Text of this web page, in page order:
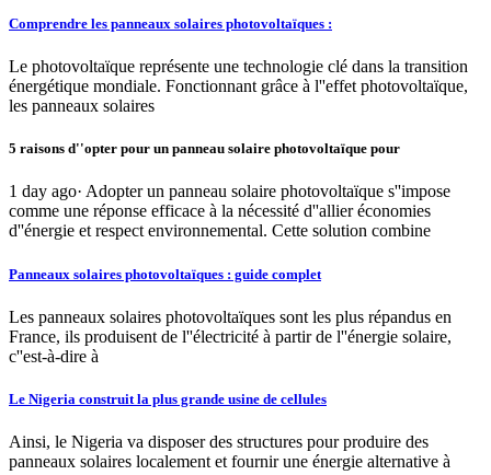
Comprendre les panneaux solaires photovoltaïques :
Le photovoltaïque représente une technologie clé dans la transition
énergétique mondiale. Fonctionnant grâce à l''effet photovoltaïque,
les panneaux solaires
5 raisons d''opter pour un panneau solaire photovoltaïque pour
1 day ago· Adopter un panneau solaire photovoltaïque s''impose
comme une réponse efficace à la nécessité d''allier économies
d''énergie et respect environnemental. Cette solution combine
Panneaux solaires photovoltaïques : guide complet
Les panneaux solaires photovoltaïques sont les plus répandus en
France, ils produisent de l''électricité à partir de l''énergie solaire,
c''est-à-dire à
Le Nigeria construit la plus grande usine de cellules
Ainsi, le Nigeria va disposer des structures pour produire des
panneaux solaires localement et fournir une énergie alternative à